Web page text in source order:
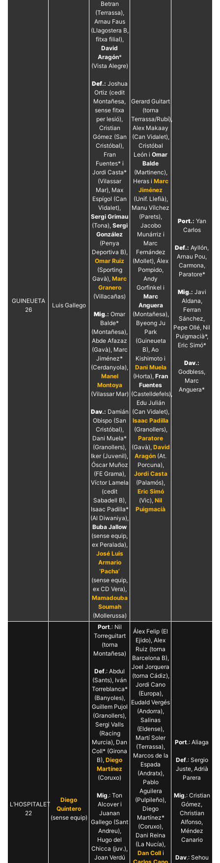
GUINEUETA
26
Luis Gallego
Betran
(Terrassa),
Arnau Faus
(Llagostera B,
fitxa filial),
David
Aragón*
(Vista Alegre)
Def.: Joshua
Ortiz (cedit
Montañesa,
sense fitxa
per lesió),
Cristian
Gómez (San
Cristóbal),
Fran
Fuentes* i
Jordi Casta*
(Vilassar
Mar), Max
Espígol (Can
Vidalet),
Sergi Grimau
(Tona), Sergi
González
(Penya
Deportiva B),
Omar Ruiz
(Sporting
Gavà), Marc
Granero
(Villacañas)
Mig.: Omar
Balde*
(Montañesa),
Abde Afazaz
(Gavà), Marc
Jiménez*
(Cerdanyola),
Manel
Montoya
(Vilassar Mar)
Dav.: Damián
Obispo (San
Cristóbal),
Dani Muela*
(Granollers),
Iker (Juvenil),
Óscar Muñoz
(FE Grama),
Víctor Lamela
(cedit
Sabadell B),
Isaac Padilla*
(Al Diwaniya),
Buba Jallow
(sense equip,
ex Peralada),
José Luis
Armario
‘Pacha’
(sense equip,
ex CD Vera),
Mamadouba
Soumah
(Mollerussa)
Gerard Guitart
(torna
Terrassa/Rubí),
Alex Makaay
(Can Vidalet),
Cristóbal
León i Omar
Balde
(Martinenc),
Heras i Marc
Jiménez
(Unif. Llefià),
Manu Vílchez
(Parets),
Jacobo
Munárriz i
Marc
Fernández
(Mollet), Álex
Pompido,
Andy
Gorfinkel i
Marc
Anguera
(Montañesa),
Byeong Ju
Park
(Guineueta
B), Ao
Kishimoto i
Dani Muela
(Horta), Fran
Fuentes
(Castelldefels),
Edu Julián
(Can Vidalet),
Isaac Padilla
(Granollers),
Paratore
(Gavà), David
Aragón (At.
Porcuna),
Jordi Casta
(Palamós),
Eric Simó
(Vic), Nil
Puigmacià
Port.: Yan
Carlos
Def.: Ayllón,
Arnau Pou,
Carmona,
Paratore*
Mig.: Javi
Aldana,
Ferran
Sánchez,
Pepe Ollé, Nil
Puigmacià*,
Eric Simó*
Dav.:
Godbless,
Marc
Anguera*
L’HOSPITALET
22
Diego
Quintero
(sense equip)
Port.: Nil
Torreguitart
(torna
Montañesa)
Def.: Abdul
(Sants), Iván
Torreblanca*
(Banyoles),
Guillem Pujol
(Granollers),
Sergi Valls
(Racing
Murcia), Dan
Coll* (Girona
B), Diego
Martínez
(Coruxo)
Mig.: Ton
Alcover i
Juanan
Gallego (Sant
Andreu),
Hugo del
Chicca (juv.),
Joan Verdú
Álex Felip (El
Ejido), Alex
Ruiz (torna
Barcelona B),
Joel Jorquera
(torna Cádiz),
Jordi Cano
(Europa),
Eudald Vergés
(Andorra),
Salinas
(Eldense),
Martí Soler
(Terrassa),
Marcos de la
Espada
(Andratx),
Pablo
Aguilera
(Pulpileño),
Diego
Martínez*
(Coruxo),
Dani Reina
(La Nucía),
Dan Coll i
Port.: Aliaga
Def.: Sergio
Juste, Adrià
Parera
Mig.: Cristian
Gómez,
Christian
Alfonso,
Méndez
Canario
Dav.: Sehou